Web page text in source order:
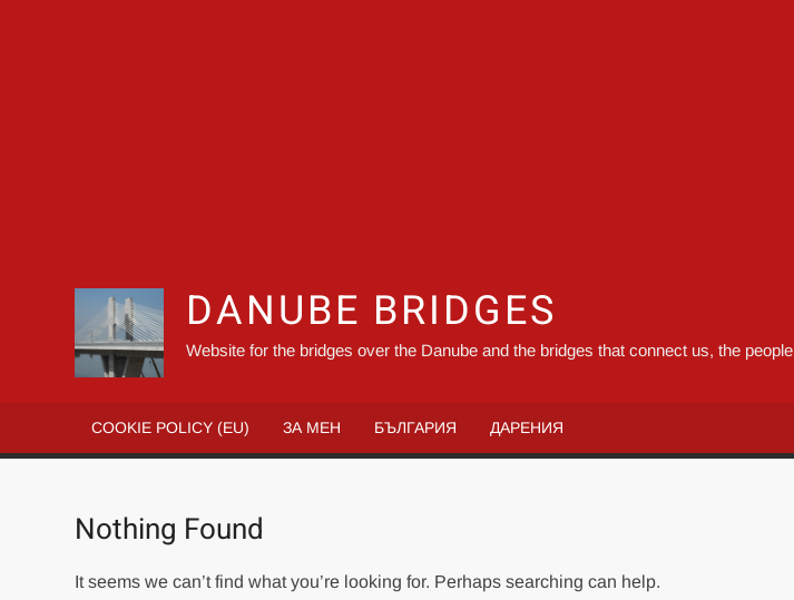
DANUBE BRIDGES
Website for the bridges over the Danube and the bridges that connect us, the people
COOKIE POLICY (EU) ЗА МЕН БЪЛГАРИЯ ДАРЕНИЯ
Nothing Found
It seems we can’t find what you’re looking for. Perhaps searching can help.